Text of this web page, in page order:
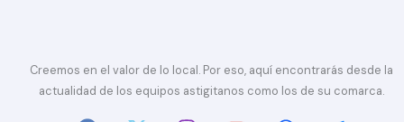
Creemos en el valor de lo local. Por eso, aquí encontrarás desde la
actualidad de los equipos astigitanos como los de su comarca.